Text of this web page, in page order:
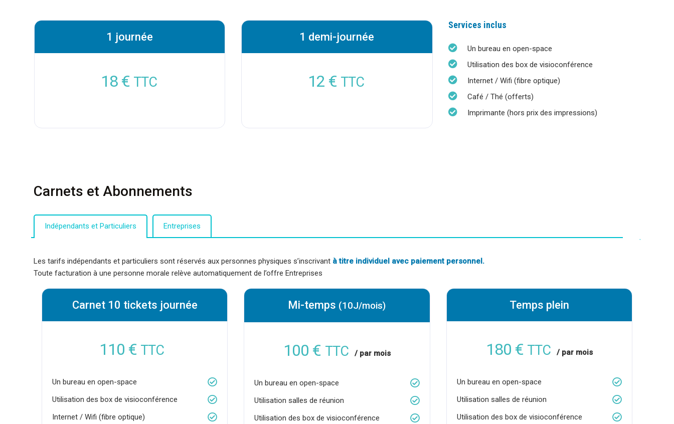
1 journée
18 € TTC
1 demi-journée
12 € TTC
Services inclus
Un bureau en open-space
Utilisation des box de visioconférence
Internet / Wifi (fibre optique)
Café / Thé (offerts)
Imprimante (hors prix des impressions)
Carnets et Abonnements
Indépendants et Particuliers Entreprises
Les tarifs indépendants et particuliers sont réservés aux personnes physiques s’inscrivant à titre individuel avec paiement personnel.
Toute facturation à une personne morale relève automatiquement de l’offre Entreprises
Carnet 10 tickets journée
110 € TTC
Un bureau en open-space
Utilisation des box de visioconférence
Internet / Wifi (fibre optique)
Mi-temps (10J/mois)
100 € TTC / par mois
Un bureau en open-space
Utilisation salles de réunion
Utilisation des box de visioconférence
Temps plein
180 € TTC / par mois
Un bureau en open-space
Utilisation salles de réunion
Utilisation des box de visioconférence